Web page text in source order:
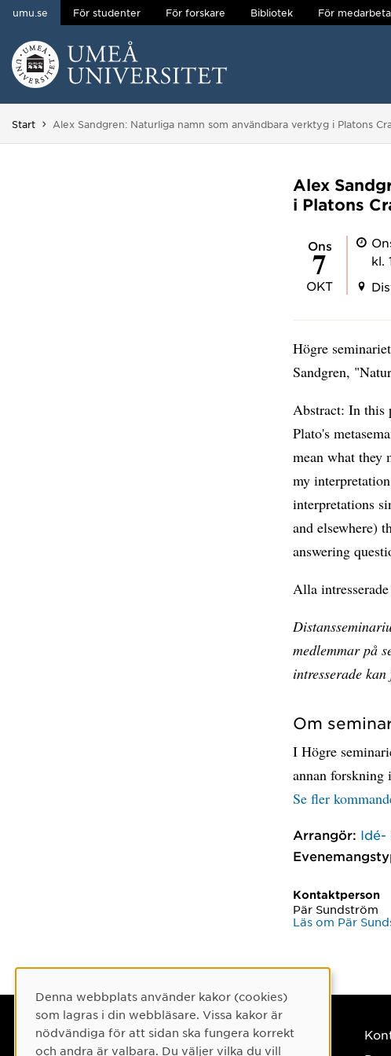
Hoppa direkt till innehållet
umu.se För studenter För forskare Bibliotek För
Start Du är här:
Alex Sandgren: Naturliga namn som användbara verktyg i Platons
Alex
i Platons
ons
7
OKT
kl.
Högre
Sandgren,
Abstract: In this
Plato's
mean what they
my
interpretations
and elsewhere)
answering
Alla
medlemmar på
intresserade
Om
I Högre
annan forskning
Se fler
Arrangör: Idé-
Kontaktperson
Pär Sundström
Läs om Pär
Umeå universitet
Cookie-samtycke
Denna webbplats använder kakor (cookies)
som lagras i din webbläsare. Vissa kakor är
nödvändiga för att sidan ska fungera korrekt
och andra är valbara. Du väljer vilka du vill